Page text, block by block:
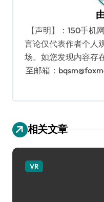
【声明】：150手机
言论仅代表作者个人
场。如您发现内容存
至邮箱：
相关文章
VR